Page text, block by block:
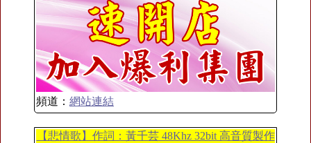
頻道： 網站連結
【悲情歌】作詞：黃千芸 48Khz 32bit 高音質製作